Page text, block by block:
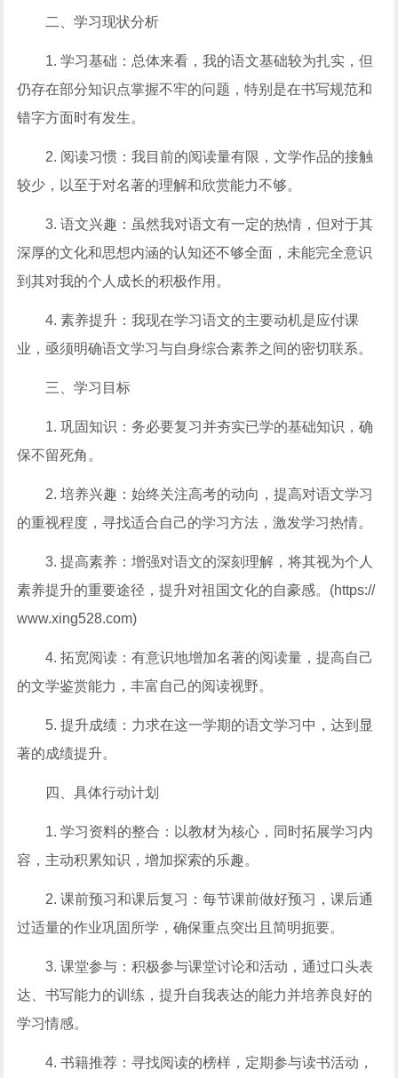
二、学习现状分析
1. 学习基础：总体来看，我的语文基础较为扎实，但
仍存在部分知识点掌握不牢的问题，特别是在书写规范和
错字方面时有发生。
2. 阅读习惯：我目前的阅读量有限，文学作品的接触
较少，以至于对名著的理解和欣赏能力不够。
3. 语文兴趣：虽然我对语文有一定的热情，但对于其
深厚的文化和思想内涵的认知还不够全面，未能完全意识
到其对我的个人成长的积极作用。
4. 素养提升：我现在学习语文的主要动机是应付课
业，亟须明确语文学习与自身综合素养之间的密切联系。
三、学习目标
1. 巩固知识：务必要复习并夯实已学的基础知识，确
保不留死角。
2. 培养兴趣：始终关注高考的动向，提高对语文学习
的重视程度，寻找适合自己的学习方法，激发学习热情。
3. 提高素养：增强对语文的深刻理解，将其视为个人
素养提升的重要途径，提升对祖国文化的自豪感。(https://
www.xing528.com)
4. 拓宽阅读：有意识地增加名著的阅读量，提高自己
的文学鉴赏能力，丰富自己的阅读视野。
5. 提升成绩：力求在这一学期的语文学习中，达到显
著的成绩提升。
四、具体行动计划
1. 学习资料的整合：以教材为核心，同时拓展学习内
容，主动积累知识，增加探索的乐趣。
2. 课前预习和课后复习：每节课前做好预习，课后通
过适量的作业巩固所学，确保重点突出且简明扼要。
3. 课堂参与：积极参与课堂讨论和活动，通过口头表
达、书写能力的训练，提升自我表达的能力并培养良好的
学习情感。
4. 书籍推荐：寻找阅读的榜样，定期参与读书活动，